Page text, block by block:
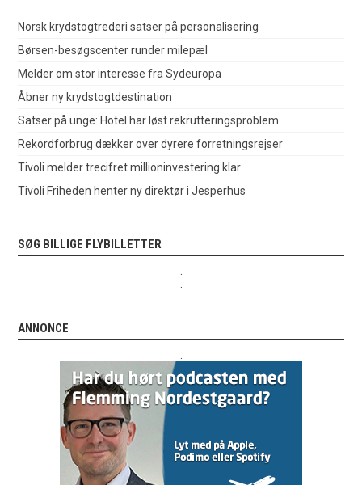
Norsk krydstogtrederi satser på personalisering
Børsen-besøgscenter runder milepæl
Melder om stor interesse fra Sydeuropa
Åbner ny krydstogtdestination
Satser på unge: Hotel har løst rekrutteringsproblem
Rekordforbrug dækker over dyrere forretningsrejser
Tivoli melder trecifret millioninvestering klar
Tivoli Friheden henter ny direktør i Jesperhus
SØG BILLIGE FLYBILLETTER
ANNONCE